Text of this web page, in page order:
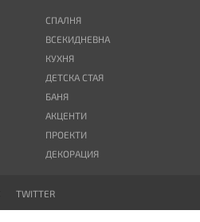
СПАЛНЯ
ВСЕКИДНЕВНА
КУХНЯ
ДЕТСКА СТАЯ
БАНЯ
АКЦЕНТИ
ПРОЕКТИ
ДЕКОРАЦИЯ
TWITTER